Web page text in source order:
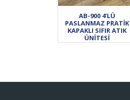
AB-900 4’LÜ
PASLANMAZ PRATİK
KAPAKLI SIFIR ATIK
ÜNİTESİ